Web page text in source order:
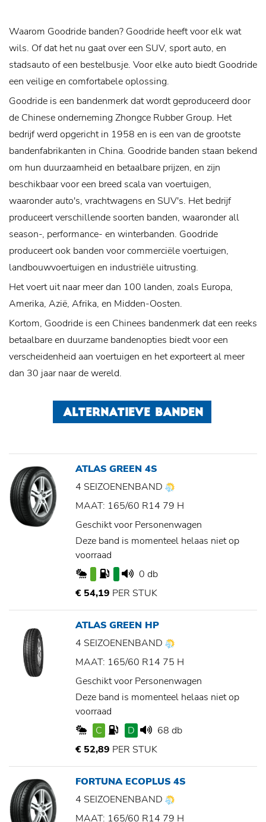
Waarom Goodride banden? Goodride heeft voor elk wat
wils. Of dat het nu gaat over een SUV, sport auto, en
stadsauto of een bestelbusje. Voor elke auto biedt Goodride
een veilige en comfortabele oplossing.
Goodride is een bandenmerk dat wordt geproduceerd door
de Chinese onderneming Zhongce Rubber Group. Het
bedrijf werd opgericht in 1958 en is een van de grootste
bandenfabrikanten in China. Goodride banden staan bekend
om hun duurzaamheid en betaalbare prijzen, en zijn
beschikbaar voor een breed scala van voertuigen,
waaronder auto's, vrachtwagens en SUV's. Het bedrijf
produceert verschillende soorten banden, waaronder all
season-, performance- en winterbanden. Goodride
produceert ook banden voor commerciële voertuigen,
landbouwvoertuigen en industriële uitrusting.
Het voert uit naar meer dan 100 landen, zoals Europa,
Amerika, Azië, Afrika, en Midden-Oosten.
Kortom, Goodride is een Chinees bandenmerk dat een reeks
betaalbare en duurzame bandenopties biedt voor een
verscheidenheid aan voertuigen en het exporteert al meer
dan 30 jaar naar de wereld.
ALTERNATIEVE BANDEN
ATLAS GREEN 4S
4 SEIZOENENBAND
MAAT: 165/60 R14 79 H
Geschikt voor Personenwagen
Deze band is momenteel helaas niet op
voorraad
0 db
€ 54,19 PER STUK
ATLAS GREEN HP
4 SEIZOENENBAND
MAAT: 165/60 R14 75 H
Geschikt voor Personenwagen
Deze band is momenteel helaas niet op
voorraad
C
D
68 db
€ 52,89 PER STUK
FORTUNA ECOPLUS 4S
4 SEIZOENENBAND
MAAT: 165/60 R14 79 H